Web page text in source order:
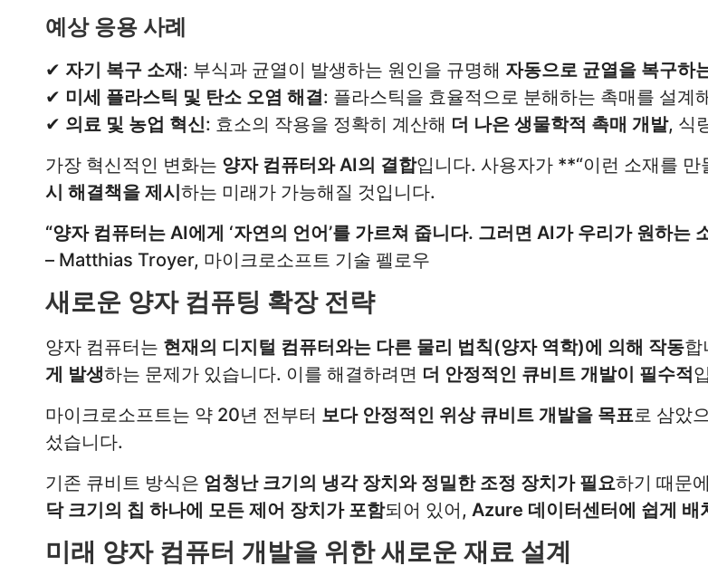
예상 응용 사례
✔ 자기 복구 소재: 부식과 균열이 발생하는 원인을 규명해 자동으로 균열을 복구하
✔ 미세 플라스틱 및 탄소 오염 해결: 플라스틱을 효율적으로 분해하는 촉매를 설계
✔ 의료 및 농업 혁신: 효소의 작용을 정확히 계산해 더 나은 생물학적 촉매 개발, 식
가장 혁신적인 변화는 양자 컴퓨터와 AI의 결합입니다. 사용자가 **“이런 소재를
시 해결책을 제시하는 미래가 가능해질 것입니다.
“양자 컴퓨터는 AI에게 ‘자연의 언어’를 가르쳐 줍니다. 그러면 AI가 우리가 원하는
– Matthias Troyer, 마이크로소프트 기술 펠로우
새로운 양자 컴퓨팅 확장 전략
양자 컴퓨터는 현재의 디지털 컴퓨터와는 다른 물리 법칙(양자 역학)에 의해 작동합
게 발생하는 문제가 있습니다. 이를 해결하려면 더 안정적인 큐비트 개발이 필수적
마이크로소프트는 약 20년 전부터 보다 안정적인 위상 큐비트 개발을 목표로 삼았
섰습니다.
기존 큐비트 방식은 엄청난 크기의 냉각 장치와 정밀한 조정 장치가 필요하기 때문
닥 크기의 칩 하나에 모든 제어 장치가 포함되어 있어, Azure 데이터센터에 쉽게 배
미래 양자 컴퓨터 개발을 위한 새로운 재료 설계